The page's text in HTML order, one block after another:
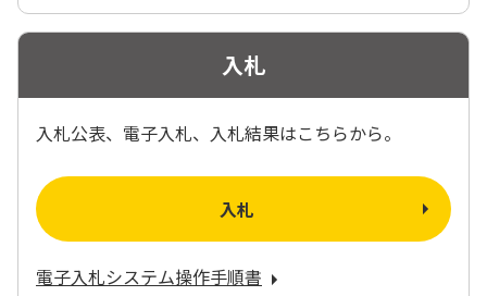
入札
入札公表、電子入札、入札結果はこちらから。
入札
電子入札システム操作手順書